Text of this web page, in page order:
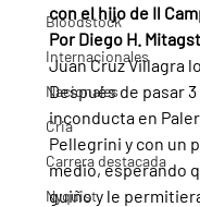
Bloodstock
Internacionales
Nacionales
Cria
Carrera destacada
Nyquist
con el hijo de Il
Por Diego H.
Juan Cruz Villagra
Después de pasar
inconducta en
Pellegrini y con un
medio, esperando
guiño y le